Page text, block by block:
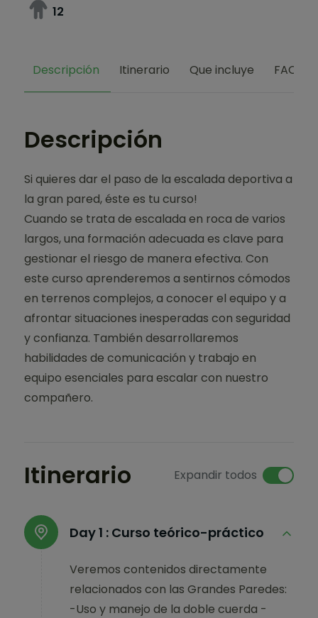
12
Descripción Itinerario Que incluye FAQs
Descripción
Si quieres dar el paso de la escalada deportiva a
la gran pared, éste es tu curso!
Cuando se trata de escalada en roca de varios
largos, una formación adecuada es clave para
gestionar el riesgo de manera efectiva. Con
este curso aprenderemos a sentirnos cómodos
en terrenos complejos, a conocer el equipo y a
afrontar situaciones inesperadas con seguridad
y confianza. También desarrollaremos
habilidades de comunicación y trabajo en
equipo esenciales para escalar con nuestro
compañero.
Itinerario Expandir todos
Day 1 : Curso teórico-práctico
Veremos contenidos directamente
relacionados con las Grandes Paredes:
-Uso y manejo de la doble cuerda -